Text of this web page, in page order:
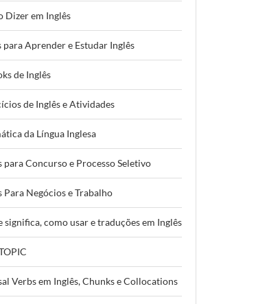
Dizer em Inglês
para Aprender e Estudar Inglês
de Inglês
de Inglês e Atividades
da Língua Inglesa
para Concurso e Processo Seletivo
Para Negócios e Trabalho
significa, como usar e traduções em Inglês
Verbs em Inglês, Chunks e Collocations